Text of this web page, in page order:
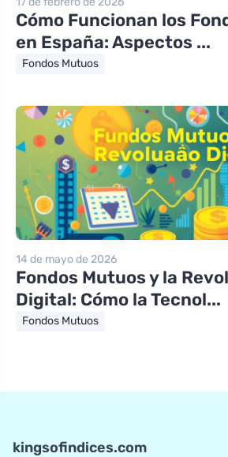
Cómo Funcionan los
en España: Aspectos ...
Fondos Mutuos
14 de mayo de 2026
Fondos Mutuos y la
Digital: Cómo la Tecnol...
Fondos Mutuos
kingsofindices.com